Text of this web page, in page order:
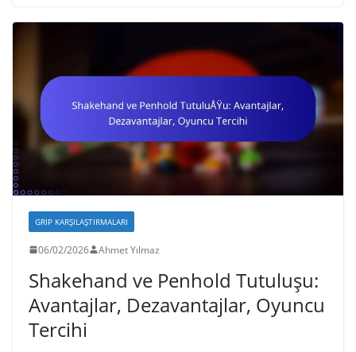
GRIP KARŞILAŞTIRMALARI
06/02/2026 Ahmet Yılmaz
Shakehand ve Penhold Tutuluşu:
Avantajlar, Dezavantajlar, Oyuncu
Tercihi